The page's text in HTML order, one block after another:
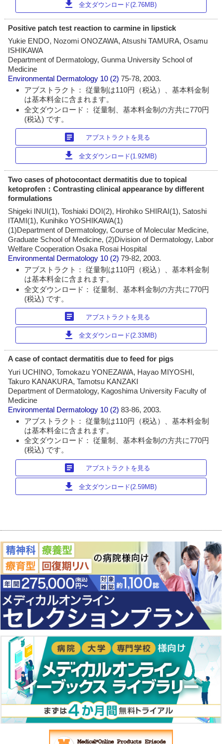
download 全文ダウンロード(2.76MB)
Positive patch test reaction to carmine in lipstick
Yukie ENDO, Nozomi ONOZAWA, Atsushi TAMURA, Osamu
ISHIKAWA
Department of Dermatology, Gunma University School of
Medicine
Environmental Dermatology 10 (2)75-78, 2003.
アブストラクト： 従量制は110円（税込）、基本料金制
は基本料金に含まれます。
全文ダウンロード： 従量制、基本料金制の方共に770円
(税込) です。
article アブストラクトを見る
download 全文ダウンロード(1.92MB)
Two cases of photocontact dermatitis due to topical
ketoprofen：Contrasting clinical appearance by different
formulations
Shigeki INUI(1), Toshiaki DOI(2), Hirohiko SHIRAI(1), Satoshi
ITAMI(1), Kunihiko YOSHIKAWA(1)
(1)Department of Dermatology, Course of Molecular Medicine,
Graduate School of Medicine, (2)Division of Dermatology, Labor
Welfare Cooperation Osaka Rosai Hospital
Environmental Dermatology 10 (2)79-82, 2003.
アブストラクト： 従量制は110円（税込）、基本料金制
は基本料金に含まれます。
全文ダウンロード： 従量制、基本料金制の方共に770円
(税込) です。
article アブストラクトを見る
download 全文ダウンロード(2.33MB)
A case of contact dermatitis due to feed for pigs
Yuri UCHINO, Tomokazu YONEZAWA, Hayao MIYOSHI,
Takuro KANAKURA, Tamotsu KANZAKI
Department of Dermatology, Kagoshima University Faculty of
Medicine
Environmental Dermatology 10 (2)83-86, 2003.
アブストラクト： 従量制は110円（税込）、基本料金制
は基本料金に含まれます。
全文ダウンロード： 従量制、基本料金制の方共に770円
(税込) です。
article アブストラクトを見る
download 全文ダウンロード(2.59MB)